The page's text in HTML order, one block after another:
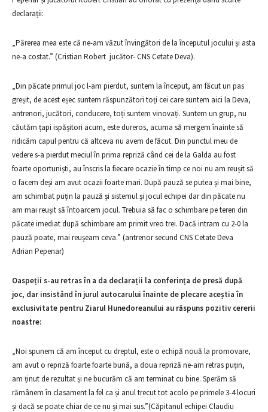
declarații:
„Părerea mea este că ne-am văzut învingători de la începutul jocului și asta
ne-a costat.” (Cristian Robert jucător- CNS Cetate Deva).
„Din păcate primul joc l-am pierdut, suntem la început, am făcut un pas
greșit, de acest eșec suntem răspunzători toți cei care suntem aici la Deva,
antrenori, jucători, conducere, toți suntem vinovați. Suntem un grup, nu
căutăm țapi ispășitori acum, este dureros, acuma să mergem înainte să
ridicăm capul pentru că altceva nu avem de făcut. Din punctul meu de
vedere s-a pierdut meciul în prima repriză când cei de la Galda au fost
foarte oportuniști, au înscris la fiecare ocazie în timp ce noi nu am reușit să
o facem deși am avut ocazii foarte mari. După pauză se putea și mai bine,
am schimbat puțin la pauză și sistemul și jocul echipei dar din păcate nu
am mai reușit să întoarcem jocul. Trebuia să fac o schimbare pe teren din
păcate imediat după schimbare am primit vreo trei. Dacă intram cu 2-0 la
pauză poate, mai reușeam ceva.” (antrenor secund CNS Cetate Deva
Adrian Pepenar)
Oaspeții s-au retras în a da declarații la conferința de presă după
joc, dar insistând în jurul autocarului înainte de plecare aceștia în
exclusivitate pentru Ziarul Hunedoreanului au răspuns pozitiv cererii
noastre:
„Noi spunem că am început cu dreptul, este o echipă nouă la promovare,
am avut o repriză foarte foarte bună, a doua repriză ne-am retras puțin,
am ținut de rezultat și ne bucurăm că am terminat cu bine. Sperăm să
rămânem în clasament la fel ca și anul trecut tot acolo pe primele 3-4 locuri
și dacă se poate chiar de ce nu și mai sus.”(Căpitanul echipei Claudiu